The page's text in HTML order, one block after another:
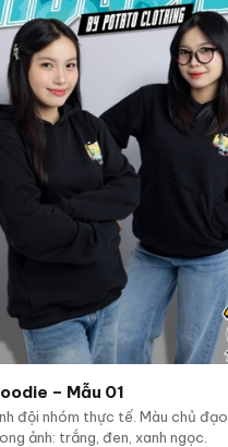
– Mẫu 01
đội nhóm thực tế. Màu chủ đạo
ảnh: trắng, đen, xanh ngọc.